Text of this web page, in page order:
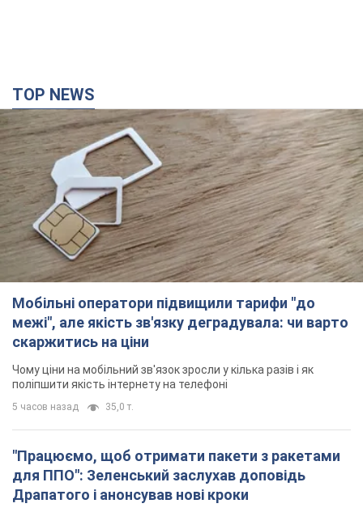
TOP NEWS
Мобільні оператори підвищили тарифи "до
межі", але якість зв'язку деградувала: чи варто
скаржитись на ціни
Чому ціни на мобільний зв'язок зросли у кілька разів і як
поліпшити якість інтернету на телефоні
5 часов назад 35,0 т.
"Працюємо, щоб отримати пакети з ракетами
для ППО": Зеленський заслухав доповідь
Драпатого і анонсував нові кроки